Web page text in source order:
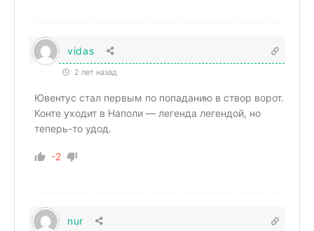
vidas
2 лет назад
Ювентус стал первым по попаданию в створ ворот.
Конте уходит в Наполи — легенда легендой, но
теперь-то удод.
-2
nur